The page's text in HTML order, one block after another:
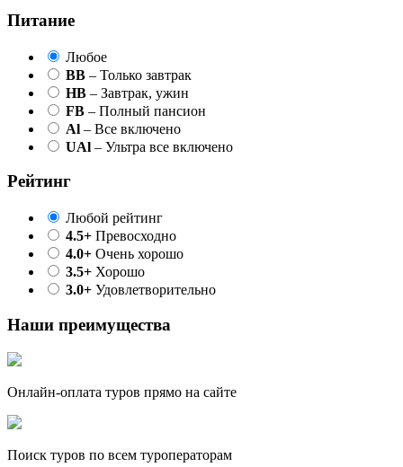
Питание
Любое
BB – Только завтрак
HB – Завтрак, ужин
FB – Полный пансион
Al – Все включено
UAl – Ультра все включено
Рейтинг
Любой рейтинг
4.5+ Превосходно
4.0+ Очень хорошо
3.5+ Хорошо
3.0+ Удовлетворительно
Наши преимущества
Онлайн-оплата туров прямо на сайте
Поиск туров по всем туроператорам